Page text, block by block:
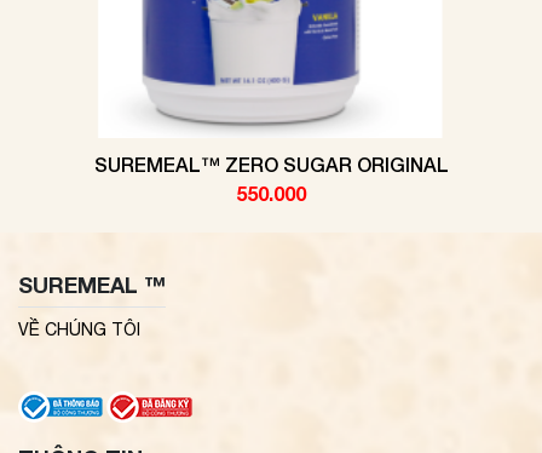
SUREMEAL™ ZERO SUGAR ORIGINAL
550.000
SUREMEAL ™
VỀ CHÚNG TÔI